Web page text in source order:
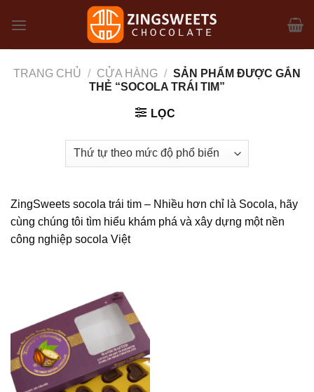
TRANG CHỦ / CỬA HÀNG / SẢN PHẨM ĐƯỢC GẮN
THẺ “SOCOLA TRÁI TIM”
LỌC
ZingSweets socola trái tim – Nhiều hơn chỉ là Socola, hãy
cùng chúng tôi tìm hiểu khám phá và xây dựng một nền
công nghiệp socola Việt